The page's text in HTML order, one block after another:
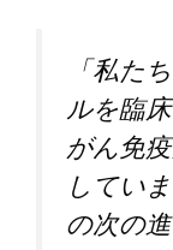
「私た
ルを臨
がん免
してい
の次の